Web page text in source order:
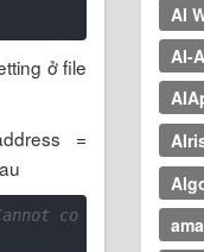
ở file
=
co
AI
AI-